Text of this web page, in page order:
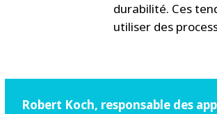
durabilité. Ces
utiliser des
Robert Koch, responsable des